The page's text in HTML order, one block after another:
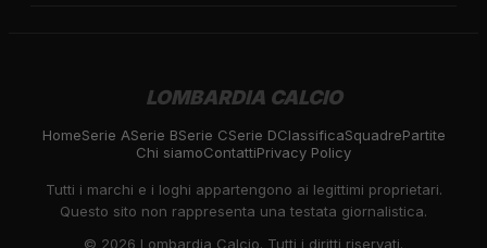
LOMBARDIA CALCIO
HomeSerie ASerie BSerie CSerie DClassificaSquadrePartite
Chi siamoContattiPrivacy Policy
Tutti i marchi e i loghi appartengono ai legittimi proprietari.
Questo sito non rappresenta una testata giornalistica.
© 2026 Lombardia Calcio. Tutti i diritti riservati.